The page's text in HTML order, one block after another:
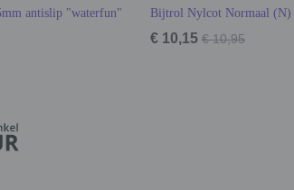
antislip "waterfun" Bijtrol Nylcot Normaal (N)
€ 10,15 € 10,95